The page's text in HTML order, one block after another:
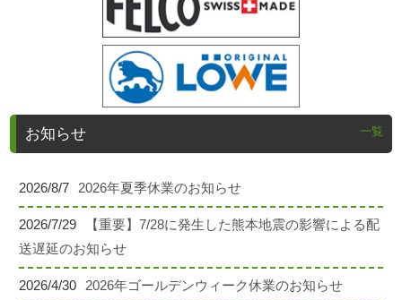
お知らせ 一覧
2026/8/7 2026年夏季休業のお知らせ
2026/7/29
【重要】7/28に発生した熊本地震の影響による配
送遅延のお知らせ
2026/4/30 2026年ゴールデンウィーク休業のお知らせ